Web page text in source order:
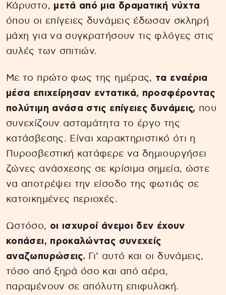
Κάρυστο, μετά από μια δραματική νύχτα
όπου οι επίγειες δυνάμεις έδωσαν σκληρή
μάχη για να συγκρατήσουν τις φλόγες στις
αυλές των σπιτιών.
Με το πρώτο φως της ημέρας, τα εναέρια
μέσα επιχείρησαν εντατικά, προσφέροντας
πολύτιμη ανάσα στις επίγειες δυνάμεις, που
συνεχίζουν ασταμάτητα το έργο της
κατάσβεσης. Είναι χαρακτηριστικό ότι η
Πυροσβεστική κατάφερε να δημιουργήσει
ζώνες ανάσχεσης σε κρίσιμα σημεία, ώστε
να αποτρέψει την είσοδο της φωτιάς σε
κατοικημένες περιοχές.
Ωστόσο, οι ισχυροί άνεμοι δεν έχουν
κοπάσει, προκαλώντας συνεχείς
αναζωπυρώσεις. Γι’ αυτό και οι δυνάμεις,
τόσο από ξηρά όσο και από αέρα,
παραμένουν σε απόλυτη επιφυλακή.